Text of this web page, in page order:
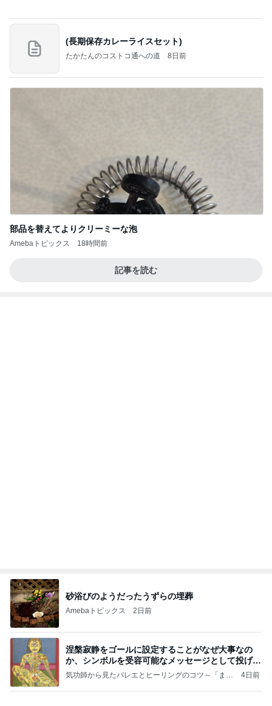
(長期保存カレーライスセット)
たかたんのコストコ通への道 8日前
部品を替えてよりクリーミーな泡
Amebaトピックス 18時間前
記事を読む
砂浴びのようだったうずらの埋葬
Amebaトピックス 2日前
涅槃寂静をゴールに設定することがなぜ大事なの
か、シンボルを受容可能なメッセージとして投げる
ことが
気功師から見たバレエとヒーリングのコツ～「まと
4日前